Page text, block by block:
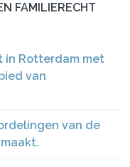
FAMILIERECHT
in Rotterdam met
van
van de